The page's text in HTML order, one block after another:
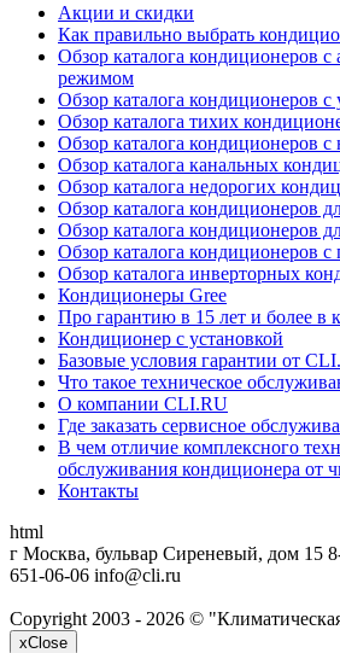
Акции и скидки
Как правильно выбрать
Обзор каталога кондиционеров с
режимом
Обзор каталога кондиционеров
Обзор каталога тихих
Обзор каталога кондиционеров
Обзор каталога канальных
Обзор каталога недорогих
Обзор каталога кондиционеров
Обзор каталога кондиционеров
Обзор каталога кондиционеров с
Обзор каталога инверторных
Кондиционеры Gree
Про гарантию в 15 лет и более в
Кондиционер с установкой
Базовые условия гарантии от
Что такое техническое
О компании CLI.RU
Где заказать сервисное
В чем отличие комплексного
обслуживания кондиционера от
Контакты
html
г Москва, бульвар Сиреневый, дом 15
651-06-06 info@cli.ru
Copyright 2003 - 2026 ©
xClose